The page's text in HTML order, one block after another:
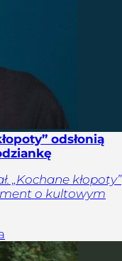
odsłonią
„Kochane kłopoty”
o kultowym